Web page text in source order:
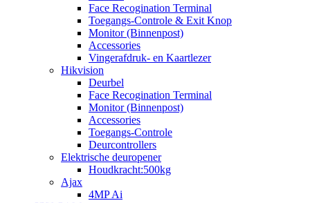
Face Recogination Terminal
Toegangs-Controle & Exit Knop
Monitor (Binnenpost)
Accessories
Vingerafdruk- en Kaartlezer
Hikvision
Deurbel
Face Recogination Terminal
Monitor (Binnenpost)
Accessories
Toegangs-Controle
Deurcontrollers
Elektrische deuropener
Houdkracht:500kg
Ajax
4MP Ai